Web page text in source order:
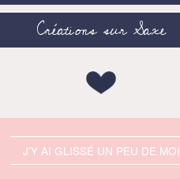
Créations sur Saxe
J'Y AI GLISSÉ UN PEU DE MOI